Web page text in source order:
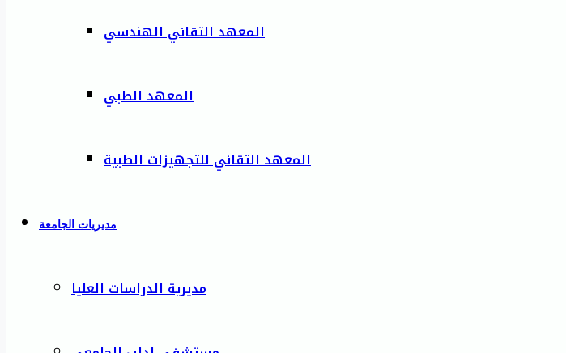
المعهد التقاني الهندسي
المعهد الطبي
المعهد التقاني للتجهيزات الطبية
مديريات الجامعة
مديرية الدراسات العليا